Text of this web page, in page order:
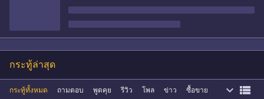
กระทู้ล่าสุด
กระทู้ทั้งหมด ถามตอบ พูดคุย รีวิว โพล ข่าว ซื้อขาย  